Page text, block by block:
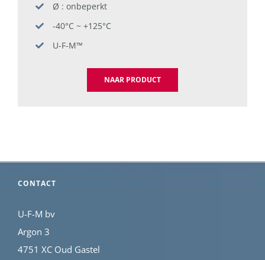
Ø : onbeperkt
-40°C ~ +125°C
U-F-M™
NAAR PRODUCT
CONTACT
U-F-M bv
Argon 3
4751 XC Oud Gastel